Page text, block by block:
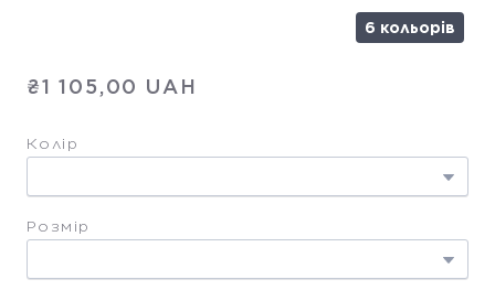
6 кольорів
₴1 105,00 UAH
Колір
Розмір